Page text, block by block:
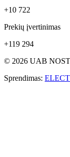
+10 722
Prekių įvertinimas
+119 294
© 2026 UAB
Sprendimas: